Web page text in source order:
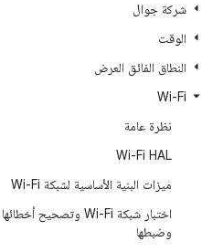
شركة جوال‬
الوقت
النطاق الفائق العرض
Wi-Fi
نظرة عامة
Wi-Fi HAL
ميزات البنية الأساسية لشبكة Wi-Fi
اختبار شبكة Wi-Fi وتصحيح أخطائها
وضبطها